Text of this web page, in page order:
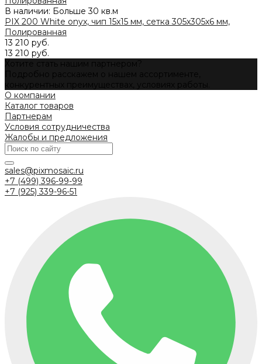
В наличии: Больше 30 кв.м
PIX 200 White onyx, чип 15x15 мм, сетка 305х305х6 мм,
Полированная
13 210 руб.
13 210 руб.
О компании
Каталог товаров
Партнерам
Условия сотрудничества
Жалобы и предложения
sales@pixmosaic.ru
+7 (499) 396-99-99
+7 (925) 339-96-51